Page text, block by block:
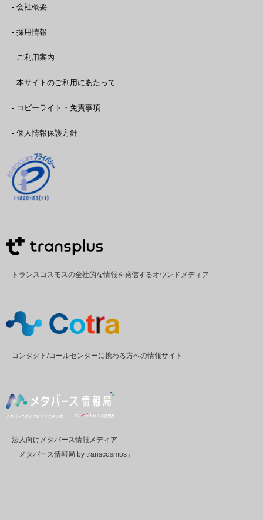
- 会社概要
- 採用情報
- ご利用案内
- 本サイトのご利用にあたって
- コピーライト・免責事項
- 個人情報保護方針
トランスコスモスの全社的な情報を発信するオウンドメディア
コンタクト/コールセンターに携わる方への情報サイト
法人向けメタバース情報メディア
「メタバース情報局 by transcosmos」